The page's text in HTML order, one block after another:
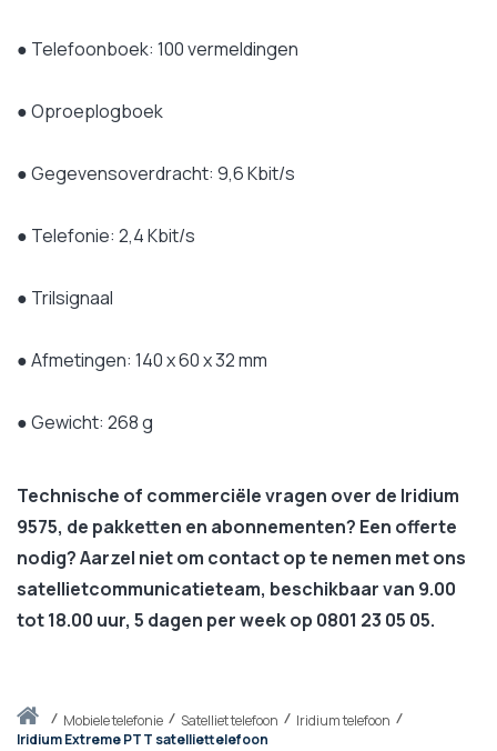
Thuismobiele telefonie Satelliet telefoon
Iridium telefoon
Iridium Extreme PTT satelliettelefoon
● Telefoonboek: 100 vermeldingen
● Oproeplogboek
● Gegevensoverdracht: 9,6 Kbit/s
● Telefonie: 2,4 Kbit/s
● Trilsignaal
● Afmetingen: 140 x 60 x 32 mm
● Gewicht: 268 g
Technische of commerciële vragen over de Iridium
9575, de pakketten en abonnementen? Een offerte
nodig? Aarzel niet om contact op te nemen met ons
satellietcommunicatieteam, beschikbaar van 9.00
tot 18.00 uur, 5 dagen per week op 0801 23 05 05.